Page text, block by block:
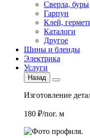
Сверла, буры
Гарпун
Клей,
Каталоги
Другое
Шины и бленды
Электрика
Услуги
Назад
Изготовление
180 ₽/пог. м